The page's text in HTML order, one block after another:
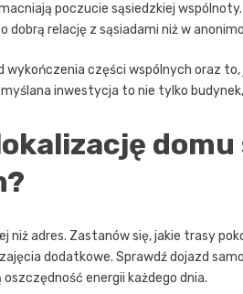
poczucie sąsiedzkiej
dobrą relację z sąsiadami niż w
części wspólnych oraz to,
inwestycja to nie tylko
domu
niż adres. Zastanów się, jakie trasy
dodatkowe. Sprawdź dojazd
energii każdego dnia.